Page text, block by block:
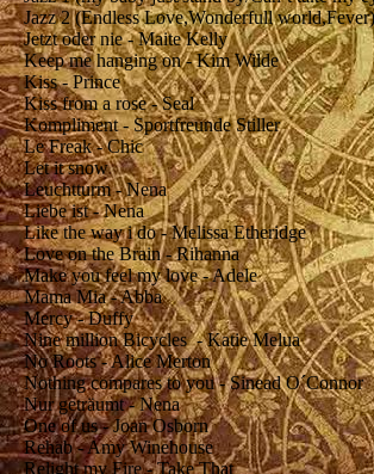
Jazz 2 (Endless Love,Wonderfull
Jetzt oder nie - Maite Kelly
Keep me hanging on - Kim Wilde
Kiss - Prince
Kiss from a rose - Seal
Kompliment - Sportfreunde Stiller
Le Freak - Chic
Let it snow
Leuchtturm - Nena
Liebe ist - Nena
Like the way i do - Melissa Etheridge
Love on the Brain - Rihanna
Make you feel my love - Adele
Mama Mia - Abba
Mercy - Duffy
Nine million Bicycles - Katie Melua
No Roots - Alice Merton
Nothing compares to you - Sinead O´Connor
Nur geträumt - Nena
One of us - Joan Osborn
Rehab - Amy Winehouse
Relight my Fire - Take That